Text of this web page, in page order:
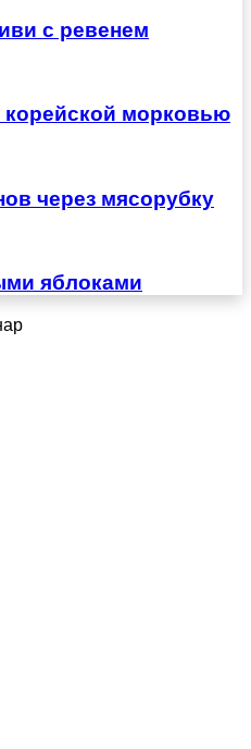
с ревенем
корейской морковью
через мясорубку
яблоками